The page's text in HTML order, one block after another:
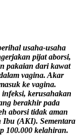
usaha-usaha
pijat aborsi,
pakaian dari kawat
vagina. Akar
ke vagina.
infeksi, kerusahakan
berakhir pada
aborsi tidak aman
Ibu (AKI). Sementara
100.000 kelahiran.